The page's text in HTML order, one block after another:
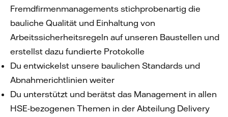
Fremdfirmenmanagements stichprobenartig die
bauliche Qualität und Einhaltung von
Arbeitssicherheitsregeln auf unseren Baustellen und
erstellst dazu fundierte Protokolle
Du entwickelst unsere baulichen Standards und
Abnahmerichtlinien weiter
Du unterstützt und berätst das Management in allen
HSE-bezogenen Themen in der Abteilung Delivery